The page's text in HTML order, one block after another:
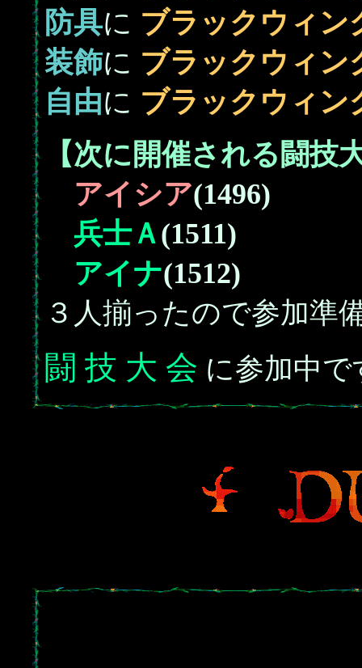
防具に ブラックウィン
装飾に ブラックウィン
自由に ブラックウィン
【次に開催される闘技
アイシア(1496)
兵士Ａ(1511)
アイナ(1512)
３人揃ったので参加準
闘 技 大 会 に参加中で